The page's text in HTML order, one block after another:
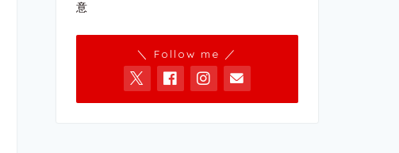
意
＼ Follow me ／